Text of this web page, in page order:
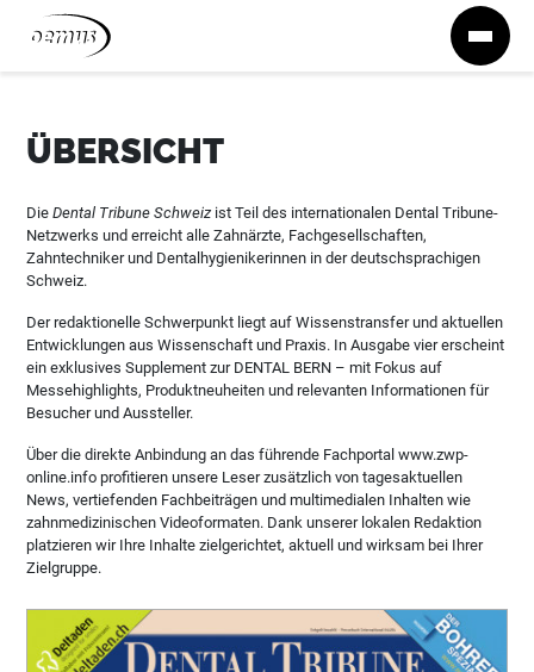
Zum Inhalt springen
ÜBERSICHT
DieDental Tribune Schweiz ist Teil des internationalen Dental Tribune-
Netzwerks und erreicht alle Zahnärzte, Fachgesellschaften,
Zahntechniker und Dentalhygienikerinnen in der deutschsprachigen
Schweiz.
Der redaktionelle Schwerpunkt liegt auf Wissenstransfer und aktuellen
Entwicklungen aus Wissenschaft und Praxis. In Ausgabe vier erscheint
ein exklusives Supplement zur DENTAL BERN – mit Fokus auf
Messehighlights, Produktneuheiten und relevanten Informationen für
Besucher und Aussteller.
Über die direkte Anbindung an das führende Fachportal www.zwp-
online.info profitieren unsere Leser zusätzlich von tagesaktuellen
News, vertiefenden Fachbeiträgen und multimedialen Inhalten wie
zahnmedizinischen Videoformaten. Dank unserer lokalen Redaktion
platzieren wir Ihre Inhalte zielgerichtet, aktuell und wirksam bei Ihrer
Zielgruppe.